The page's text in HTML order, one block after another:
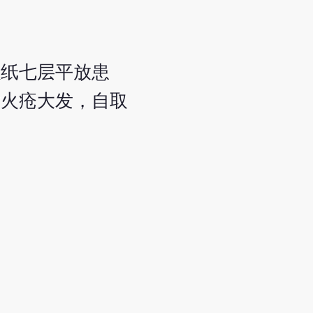
七层平放患
疮大发，自取